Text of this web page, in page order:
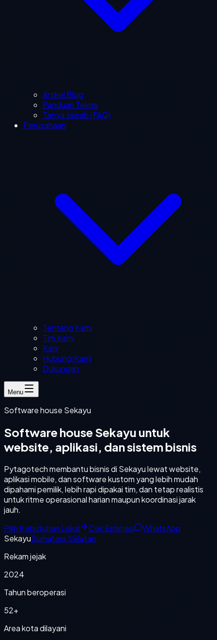
Artikel Blog
Panduan Teknis
Tanya Jawab (FAQ)
Perusahaan
Tentang Kami
Tim Kami
Karir
Hubungi Kami
Dukungan
Menu
Software house Sekayu
Software house Sekayu untuk
website, aplikasi, dan sistem bisnis
Pytagotech membantu bisnis di Sekayu lewat website,
aplikasi mobile, dan software kustom yang lebih mudah
dipahami pemilik, lebih rapi dipakai tim, dan tetap realistis
untuk ritme operasional harian maupun koordinasi jarak
jauh.
Pilih Kebutuhan Lokal
Cek Estimasi
WhatsApp
SekayuSumatera Selatan
Rekam jejak
2024
Tahun beroperasi
52+
Area kota dilayani